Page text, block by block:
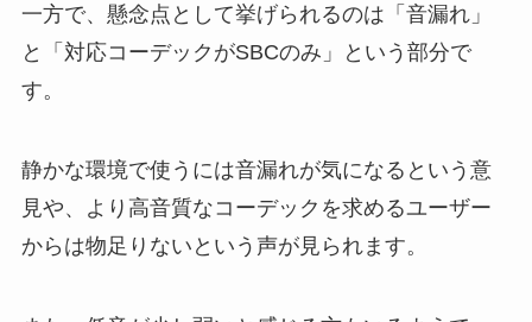
一方で、懸念点として挙げられるのは「音漏れ」
と「対応コーデックがSBCのみ」という部分で
す。
静かな環境で使うには音漏れが気になるという意
見や、より高音質なコーデックを求めるユーザー
からは物足りないという声が見られます。